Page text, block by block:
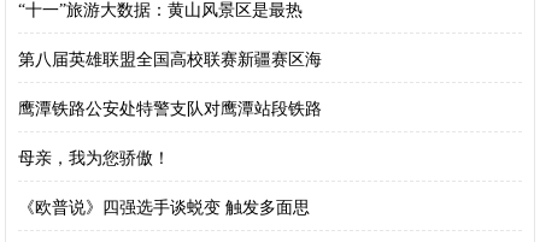
“十一”旅游大数据：黄山风景区是最热
第八届英雄联盟全国高校联赛新疆赛区海
鹰潭铁路公安处特警支队对鹰潭站段铁路
母亲，我为您骄傲！
《欧普说》四强选手谈蜕变 触发多面思